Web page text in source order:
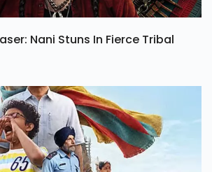
Nani Stuns In Fierce Tribal